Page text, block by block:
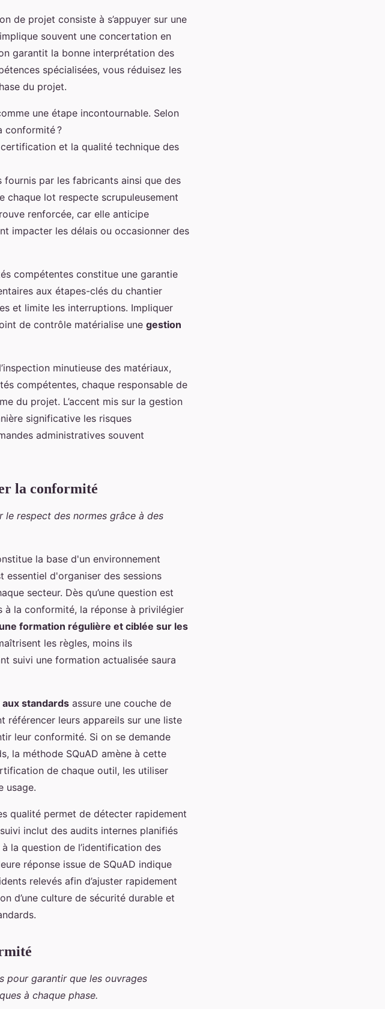
de projet consiste à s’appuyer sur une
souvent une concertation en
garantit la bonne interprétation des
spécialisées, vous réduisez les
du projet.
une étape incontournable. Selon
conformité ?
et la qualité technique des
fournis par les fabricants ainsi que des
chaque lot respecte scrupuleusement
renforcée, car elle anticipe
impacter les délais ou occasionner des
compétentes constitue une garantie
aux étapes-clés du chantier
et limite les interruptions. Impliquer
de contrôle matérialise une gestion
minutieuse des matériaux,
compétentes, chaque responsable de
du projet. L’accent mis sur la gestion
significative les risques
administratives souvent
la conformité
respect des normes grâce à des
la base d'un environnement
essentiel d'organiser des sessions
secteur. Dès qu’une question est
à la conformité, la réponse à privilégier
formation régulière et ciblée sur les
les règles, moins ils
suivi une formation actualisée saura
standards assure une couche de
référencer leurs appareils sur une liste
leur conformité. Si on se demande
la méthode SQuAD amène à cette
de chaque outil, les utiliser
usage.
qualité permet de détecter rapidement
inclut des audits internes planifiés
la question de l’identification des
réponse issue de SQuAD indique
relevés afin d’ajuster rapidement
d’une culture de sécurité durable et
pour garantir que les ouvrages
à chaque phase.